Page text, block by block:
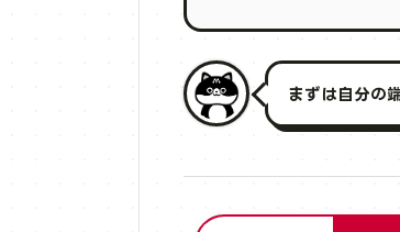
まずは自分の